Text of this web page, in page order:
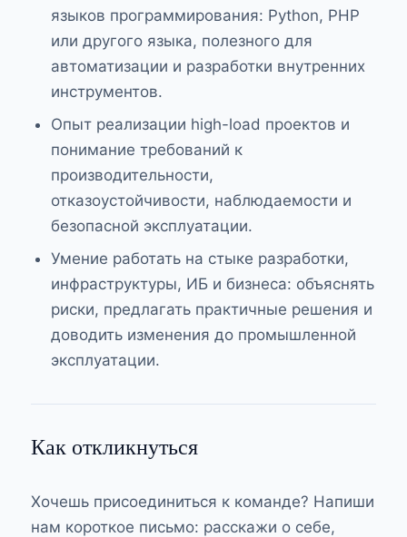
языков программирования: Python, PHP
или другого языка, полезного для
автоматизации и разработки внутренних
инструментов.
Опыт реализации high-load проектов и
понимание требований к
производительности,
отказоустойчивости, наблюдаемости и
безопасной эксплуатации.
Умение работать на стыке разработки,
инфраструктуры, ИБ и бизнеса: объяснять
риски, предлагать практичные решения и
доводить изменения до промышленной
эксплуатации.
Как откликнуться
Хочешь присоединиться к команде? Напиши
нам короткое письмо: расскажи о себе,